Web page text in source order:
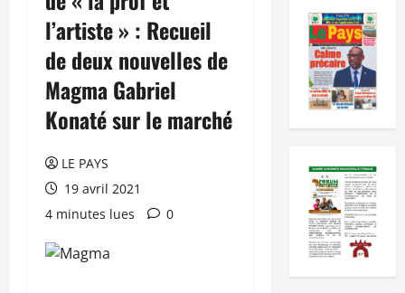
l’artiste » : Recueil
de deux nouvelles de
Magma Gabriel
Konaté sur le marché
LE PAYS
19 avril 2021
4 minutes lues
0